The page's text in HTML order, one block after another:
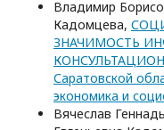
Владимир
Кадомцева,
ЗНАЧИМОСТЬ
Саратовской
экономика и
Вячеслав